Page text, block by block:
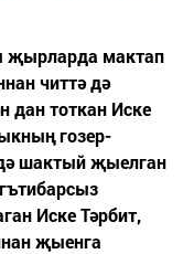
җырларда мактап
читтә дә
дан тоткан Иске
гозер-
шактый җыелган
Иске Тәрбит,
җыенга